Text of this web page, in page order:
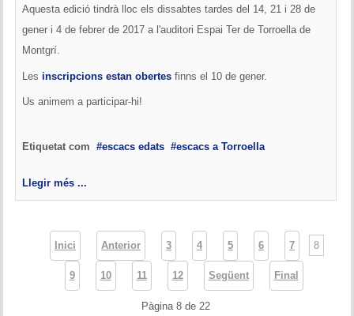
Aquesta edició tindrà lloc els dissabtes tardes del 14, 21 i 28 de
gener i 4 de febrer de 2017 a l'auditori Espai Ter de Torroella de
Montgrí.
Les inscripcions estan obertes finns el 10 de gener.
Us animem a participar-hi!
Etiquetat com escacs edats escacs a Torroella
Llegir més ...
Inici Anterior 3 4 5 6 7 8
9 10 11 12 Següent Final
Pàgina 8 de 22